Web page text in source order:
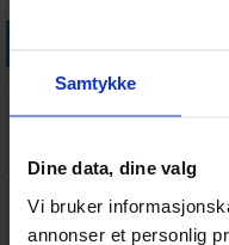
Samtykke
Dine data, dine valg
Vi bruker
annonser et personlig
Sniper Elite
Resistance
27.08.2026
7 Days
Console